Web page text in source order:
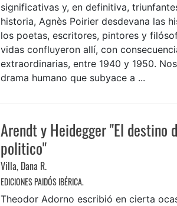
significativas y, en definitiva,
historia, Agnès Poirier desdevana las
los poetas, escritores, pintores y
vidas confluyeron allí, con
extraordinarias, entre 1940 y 1950.
drama humano que subyace a ...
Arendt y Heidegger "El destino
politico"
Villa, Dana R.
EDICIONES PAIDÓS IBÉRICA.
Theodor Adorno escribió en cierta